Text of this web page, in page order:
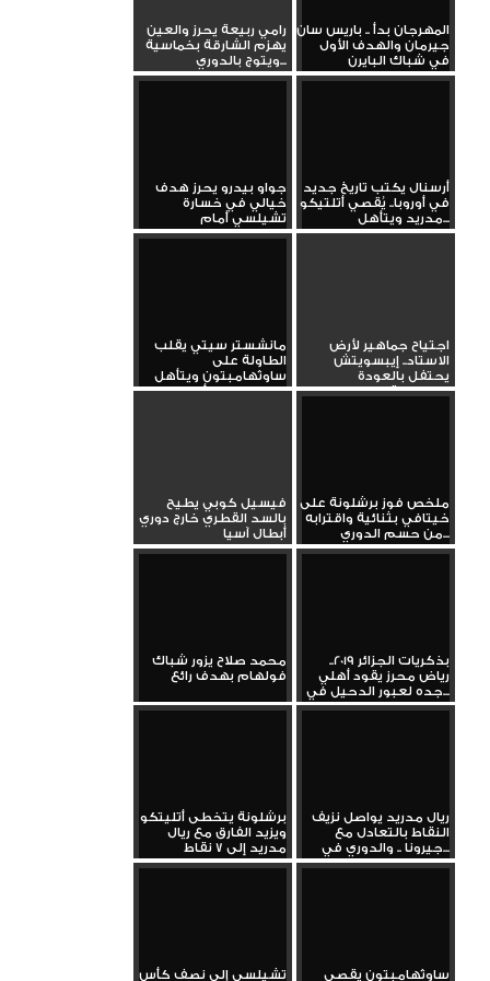
المهرجان بدأ .. باريس سان
جيرمان والهدف الأول
في شباك البايرن
رامي ربيعة يحرز والعين
يهزم الشارقة بخماسية
ويتوج بالدوري...
أرسنال يكتب تاريخ جديد
في أوروبا.. يُقصي أتلتيكو
مدريد ويتأهل...
جواو بيدرو يحرز هدف
خيالي في خسارة
تشيلسي أمام
نوتينجهام
اجتياح جماهير لأرض
الاستاد.. إيبسويتش
يحتفل بالعودة
التاريخية...
مانشستر سيتي يقلب
الطاولة على
ساوثهامبتون ويتأهل
إلى نهائي كأس...
ملخص فوز برشلونة على
خيتافي بثنائية واقترابه
من حسم الدوري...
فيسيل كوبي يطيح
بالسد القطري خارج دوري
أبطال آسيا
بذكريات الجزائر 2019..
رياض محرز يقود أهلي
جده لعبور الدحيل في...
محمد صلاح يزور شباك
فولهام بهدف رائع
ريال مدريد يواصل نزيف
النقاط بالتعادل مع
جيرونا .. والدوري في...
برشلونة يتخطى أتليتكو
ويزيد الفارق مع ريال
مدريد إلى 7 نقاط
ساوثهامبتون يقصي تشيلسي إلى نصف كأس